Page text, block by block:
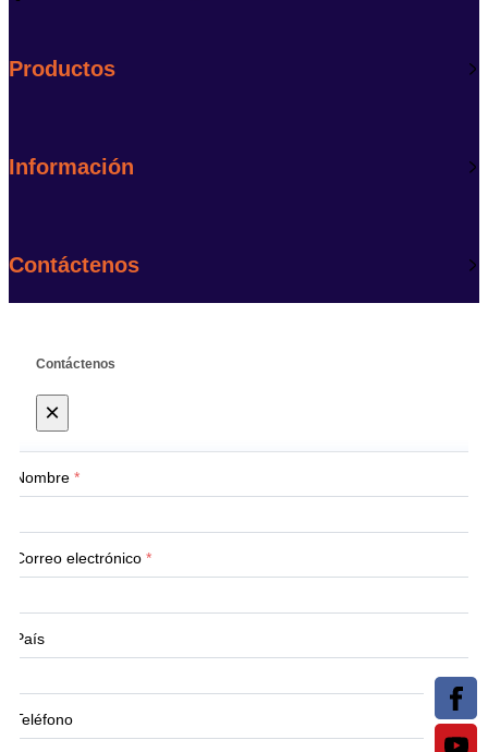
Productos
Información
Contáctenos
Contáctenos
×
Nombre *
Correo electrónico *
País
Teléfono